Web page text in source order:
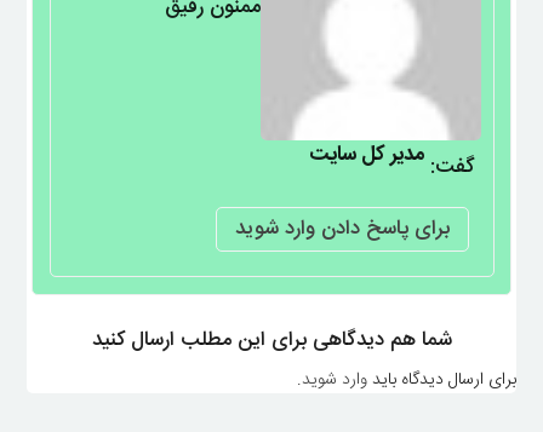
مدیر کل سایت گفت:
ممنون رفیق
برای پاسخ دادن وارد شوید
شما هم دیدگاهی برای این مطلب ارسال کنید
برای ارسال دیدگاه بایدوارد شوید.